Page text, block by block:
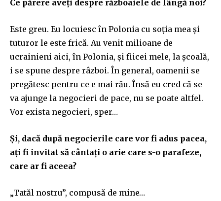
Ce părere aveți despre războaiele de lângă noi?
Este greu. Eu locuiesc în Polonia cu soția mea și
tuturor le este frică. Au venit milioane de
ucrainieni aici, în Polonia, și fiicei mele, la școală,
i se spune despre râzboi. În general, oamenii se
pregătesc pentru ce e mai rău. Însă eu cred că se
va ajunge la negocieri de pace, nu se poate altfel.
Vor exista negocieri, sper…
Și, dacă după negocierile care vor fi adus pacea,
ați fi invitat să cântați o arie care s-o parafeze,
care ar fi aceea?
„Tatăl nostru”, compusă de mine…